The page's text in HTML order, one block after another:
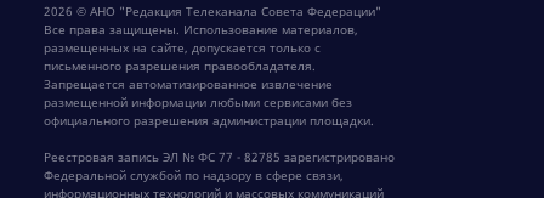
2026 © АНО "Редакция Телеканала Совета Федерации"
Все права защищены. Использование материалов,
размещенных на сайте, допускается только с
письменного разрешения правообладателя.
Запрещается автоматизированное извлечение
размещенной информации любыми сервисами без
официального разрешения администрации площадки.
Реестровая запись ЭЛ № ФС 77 - 82785 зарегистрировано
Федеральной службой по надзору в сфере связи,
информационных технологий и массовых коммуникаций